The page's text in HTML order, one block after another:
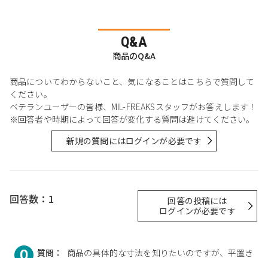
Q&A
商品のQ&A
商品についてわからないこと、気になることはこちらで質問して
ください。
ベテランユーザーの皆様、MIL-FREAKSスタッフがお答えします！
※回答者や時期によって回答が変化する質問は避けてください。
新規の質問にはログインが必要です
回答数：1
回答の投稿には
ログインが必要です
質問： 商品の具体的な寸法を知りたいのですが、平置き